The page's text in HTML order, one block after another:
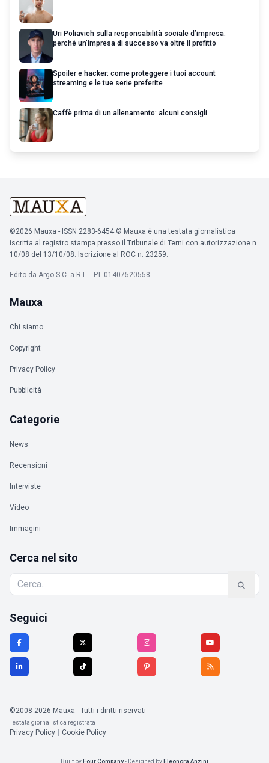
Uri Poliavich sulla responsabilità sociale d’impresa:
perché un’impresa di successo va oltre il profitto
Spoiler e hacker: come proteggere i tuoi account
streaming e le tue serie preferite
Caffè prima di un allenamento: alcuni consigli
©2026 Mauxa - ISSN 2283-6454 © Mauxa è una testata giornalistica
iscritta al registro stampa presso il Tribunale di Terni con autorizzazione n.
10/08 del 13/10/08. Iscrizione al ROC n. 23259.
Edito da Argo S.C. a R.L. - P.I. 01407520558
Mauxa
Chi siamo
Copyright
Privacy Policy
Pubblicità
Categorie
News
Recensioni
Interviste
Video
Immagini
Cerca nel sito
Seguici
©2008-2026 Mauxa - Tutti i diritti riservati
Testata giornalistica registrata
Privacy Policy Cookie Policy
Built by Four Company- Designed by Eleonora Anzini